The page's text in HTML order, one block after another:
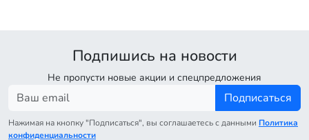
Подпишись на новости
Не пропусти новые акции и спецпредложения
Подписаться
Нажимая на кнопку "Подписаться", вы соглашаетесь с данными Политика
конфиденциальности